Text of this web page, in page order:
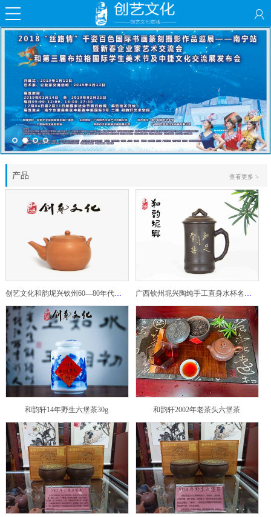
产品 查看更多 >
创艺文化和韵坭兴钦州60—80年代坭兴陶老壶——玉奎壶 广西钦州坭兴陶纯手工直身水杯名家陶瓷大师紫砂建水紫陶
和韵轩14年野生六堡茶30g 和韵轩2002年老茶头六堡茶